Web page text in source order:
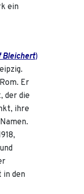
ein
Bleichert)
Er
der die
ihre
den